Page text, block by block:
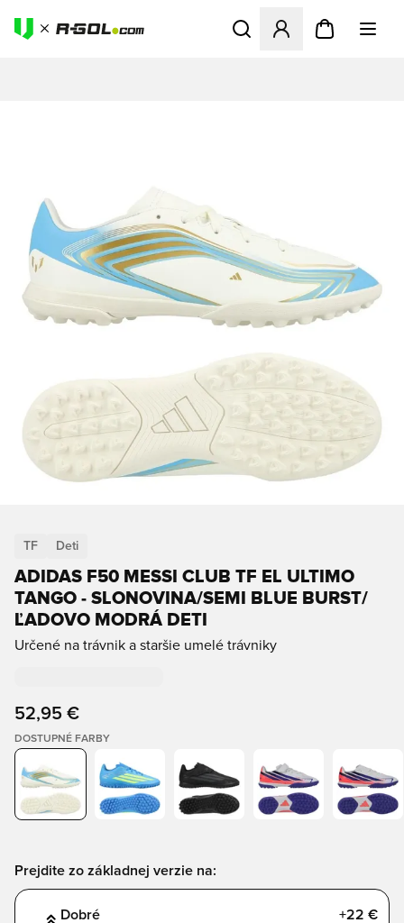
Otvorí modál na
TF Deti
ADIDAS F50 MESSI CLUB TF EL ULTIMO
TANGO - SLONOVINA/SEMI BLUE BURST/
ĽADOVO MODRÁ DETI
Určené na trávnik a staršie umelé trávniky
52,95 €
DOSTUPNÉ FARBY
Prejdite zo základnej verzie na:
Dobré +22 €